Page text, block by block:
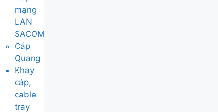
mạng
LAN
SACOM
Cáp
Quang
Khay
cáp,
cable
tray